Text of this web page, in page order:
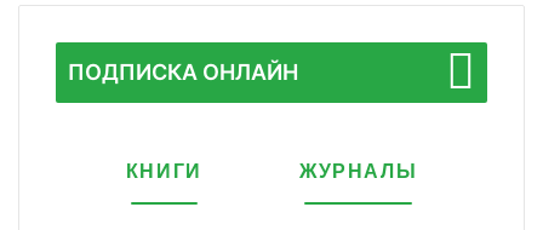
ПОДПИСКА ОНЛАЙН
КНИГИ ЖУРНАЛЫ